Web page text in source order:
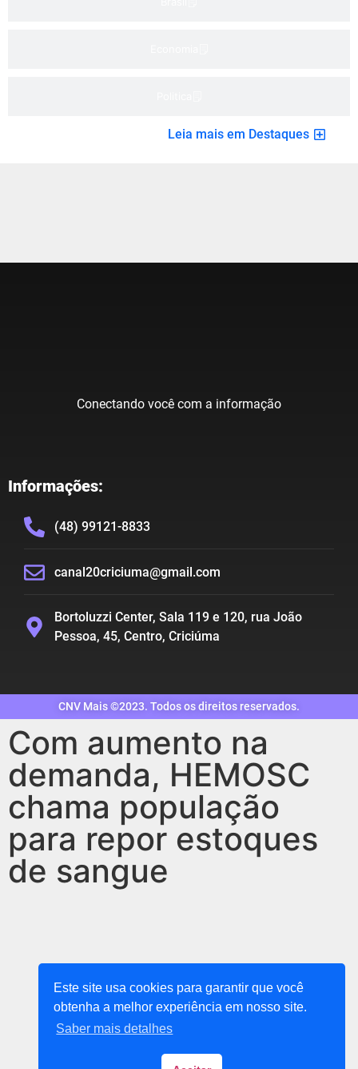
Leia mais em Destaques
Conectando você com a informação
Informações:
(48) 99121-8833
canal20criciuma@gmail.com
Bortoluzzi Center, Sala 119 e 120, rua João
Pessoa, 45, Centro, Criciúma
CNV Mais ©2023. Todos os direitos reservados.
Com aumento na
demanda, HEMOSC
chama população
para repor estoques
de sangue
Este site usa cookies para garantir que você
obtenha a melhor experiência em nosso site.
Saber mais detalhes